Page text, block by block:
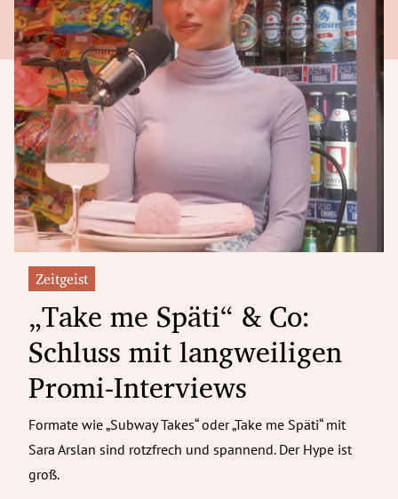
Zeitgeist
„Take me Späti“ & Co:
Schluss mit langweiligen
Promi-Interviews
Formate wie „Subway Takes“ oder „Take me Späti“ mit
Sara Arslan sind rotzfrech und spannend. Der Hype ist
groß.